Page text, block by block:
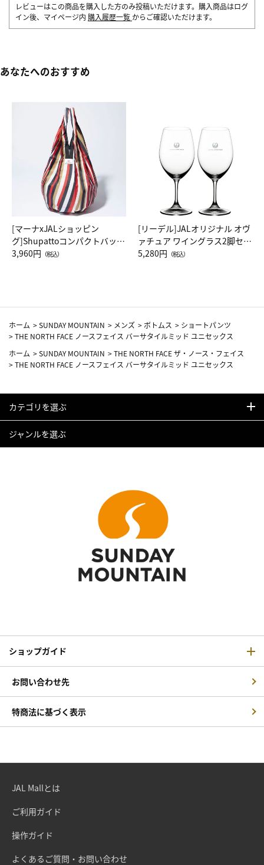
レビューはこの商品を購入した方のみ投稿いただけます。購入商品はログ
イン後、マイページ内 購入履歴一覧 からご確認いただけます。
あなたへのおすすめ
[マーナxJALショッピン
グ]Shupattoコンパクトバッグ
Drop JAL客室乗務員（LC）ス
3,960円 （税込）
[リーデル]JALオリジナル オヴ
ァチュア ワイングラス2脚セッ
ト（レッドワイン）
5,280円 （税込）
ホーム >SUNDAY MOUNTAIN > メンズ > ボトムス > ショートパンツ
>THE NORTH FACE ノースフェイス バーサタイルミッド ユニセックス
ホーム >SUNDAY MOUNTAIN >THE NORTH FACE ザ・ノース・フェイス
>THE NORTH FACE ノースフェイス バーサタイルミッド ユニセックス
カテゴリを選ぶ
ジャンルを選ぶ
ショップガイド
お問い合わせ先
特商法に基づく表示
JAL Mallとは
ご利用ガイド
操作ガイド
よくあるご質問・お問い合わせ